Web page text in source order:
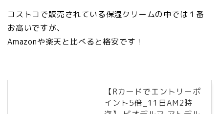
コストコで販売されている保湿クリームの中では１番
お高いですが、
Amazonや楽天と比べると格安です！
【Rカードでエントリーポ
イント5倍_11日AM2時